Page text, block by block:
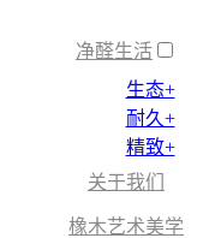
净醛生活
生态+
耐久+
精致+
关于我们
橡木艺术美学